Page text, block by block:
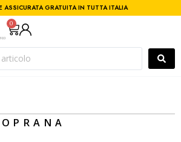
ASSICURATA GRATUITA IN TUTTA ITALIA
0